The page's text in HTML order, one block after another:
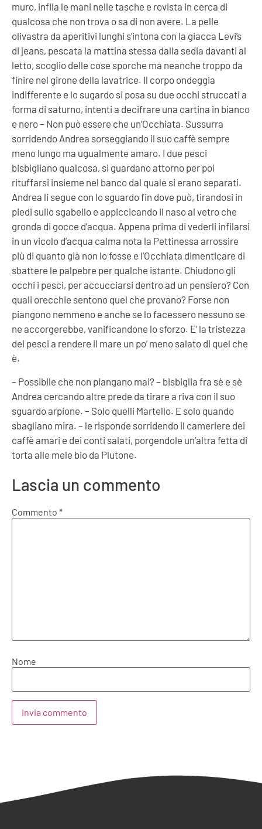
muro, infila le mani nelle tasche e rovista in cerca di
qualcosa che non trova o sa di non avere. La pelle
olivastra da aperitivi lunghi s’intona con la giacca Levi’s
di jeans, pescata la mattina stessa dalla sedia davanti al
letto, scoglio delle cose sporche ma neanche troppo da
finire nel girone della lavatrice. Il corpo ondeggia
indifferente e lo sugardo si posa su due occhi struccati a
forma di saturno, intenti a decifrare una cartina in bianco
e nero– Non può essere che un’Occhiata. Sussurra
sorridendo Andrea sorseggiando il suo caffè sempre
meno lungo ma ugualmente amaro. I due pesci
bisbigliano qualcosa, si guardano attorno per poi
rituffarsi insieme nel banco dal quale si erano separati.
Andrea li segue con lo sguardo fin dove può, tirandosi in
piedi sullo sgabello e appiccicando il naso al vetro che
gronda di gocce d’acqua. Appena prima di vederli infilarsi
in un vicolo d’acqua calma nota la Pettinessa arrossire
più di quanto già non lo fosse e l’Occhiata dimenticare di
sbattere le palpebre per qualche istante. Chiudono gli
occhi i pesci, per accucciarsi dentro ad un pensiero? Con
quali orecchie sentono quel che provano? Forse non
piangono nemmeno e anche se lo facessero nessuno se
ne accorgerebbe, vanificandone lo sforzo. E’ la tristezza
dei pesci a rendere il mare un po’ meno salato di quel che
è.
– Possibile che non piangano mai? – bisbiglia fra sè e sè
Andrea cercando altre prede da tirare a riva con il suo
sguardo arpione. – Solo quelli Martello. E solo quando
sbagliano mira. – le risponde sorridendo il cameriere dei
caffè amari e dei conti salati, porgendole un’altra fetta di
torta alle mele bio da Plutone.
Lascia un commento
Commento *
Nome